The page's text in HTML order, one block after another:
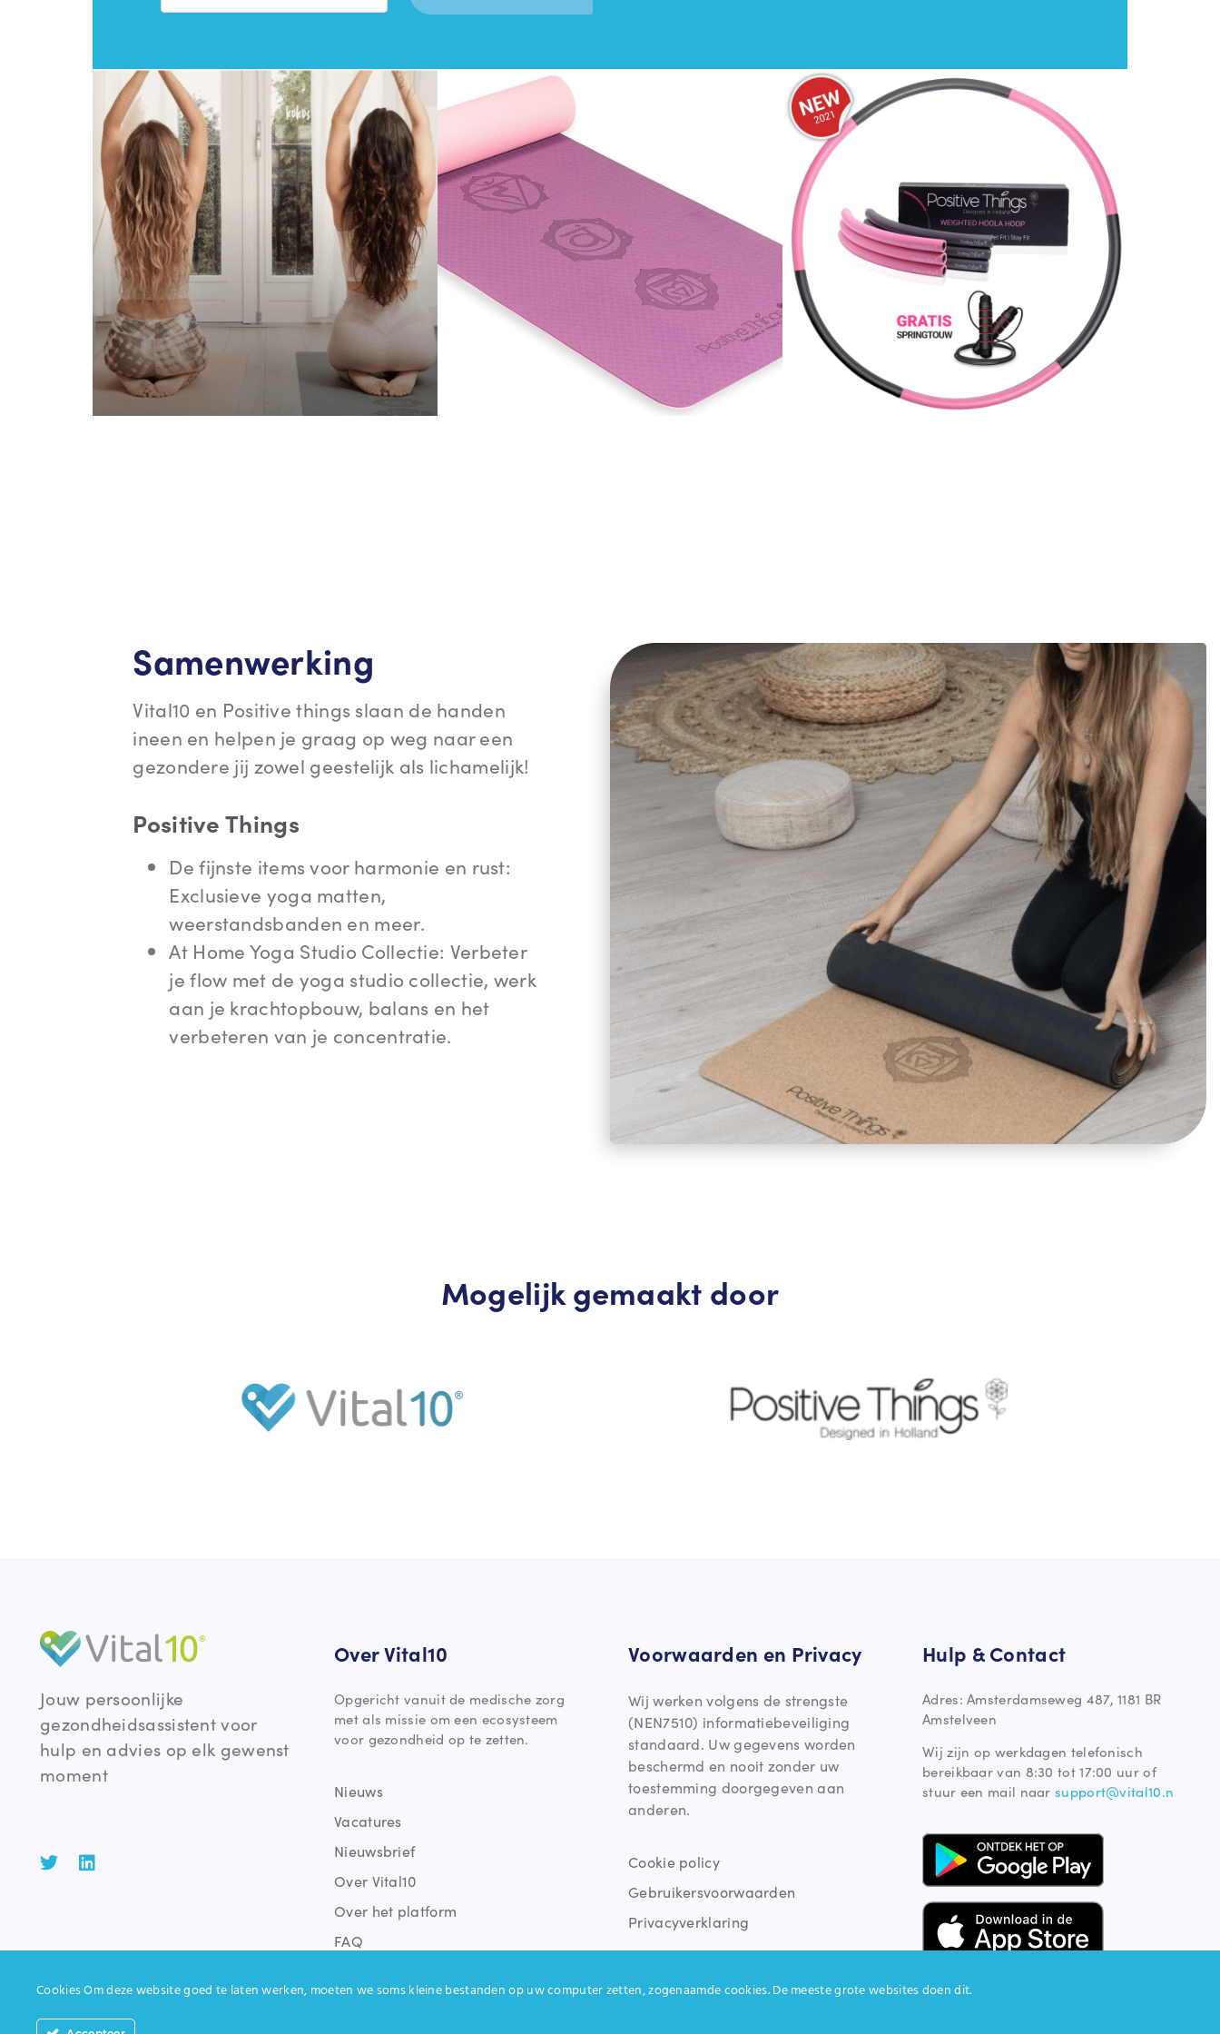
Samenwerking
Vital10 en Positive things slaan de handen
ineen en helpen je graag op weg naar een
gezondere jij zowel geestelijk als lichamelijk!
Positive Things
De fijnste items voor harmonie en rust:
Exclusieve yoga matten,
weerstandsbanden en meer.
At Home Yoga Studio Collectie: Verbeter
je flow met de yoga studio collectie, werk
aan je krachtopbouw, balans en het
verbeteren van je concentratie.
Mogelijk gemaakt door
Jouw persoonlijke
gezondheidsassistent voor
hulp en advies op elk gewenst
moment
Over Vital10
Opgericht vanuit de medische zorg
met als missie om een ecosysteem
voor gezondheid op te zetten.
Nieuws
Vacatures
Nieuwsbrief
Over Vital10
Over het platform
FAQ
Voorwaarden en Privacy
Wij werken volgens de strengste
(NEN7510) informatiebeveiliging
standaard. Uw gegevens worden
beschermd en nooit zonder uw
toestemming doorgegeven aan
anderen.
Cookie policy
Gebruikersvoorwaarden
Privacyverklaring
Hulp & Contact
Adres: Amsterdamseweg 487, 1181 BR
Amstelveen
Wij zijn op werkdagen telefonisch
bereikbaar van 8:30 tot 17:00 uur of
stuur een mail naarsupport@vital10.n
Cookies Om deze website goed te laten werken, moeten we soms kleine bestanden op uw computer zetten, zogenaamde cookies. De meeste grote websites doen dit.